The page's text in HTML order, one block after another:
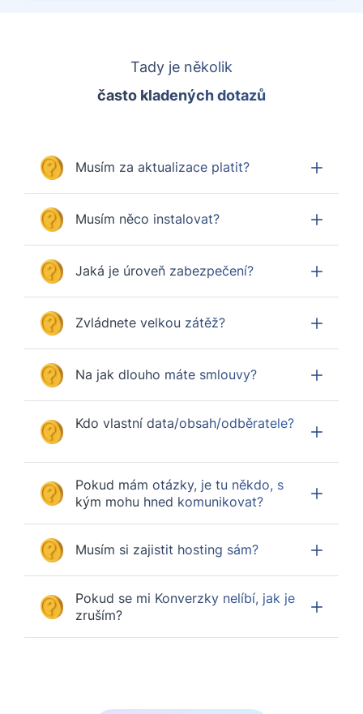
Tady je několik
často kladených dotazů
Musím za aktualizace platit?
Musím něco instalovat?
Jaká je úroveň zabezpečení?
Zvládnete velkou zátěž?
Na jak dlouho máte smlouvy?
Kdo vlastní data/obsah/odběratele?
Pokud mám otázky, je tu někdo, s
kým mohu hned komunikovat?
Musím si zajistit hosting sám?
Pokud se mi Konverzky nelíbí, jak je
zruším?